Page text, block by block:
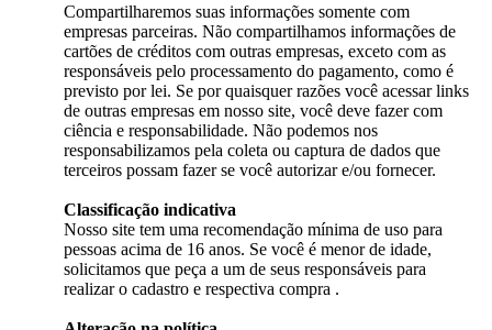
Compartilharemos suas informações somente com
empresas parceiras. Não compartilhamos informações de
cartões de créditos com outras empresas, exceto com as
responsáveis pelo processamento do pagamento, como é
previsto por lei. Se por quaisquer razões você acessar links
de outras empresas em nosso site, você deve fazer com
ciência e responsabilidade. Não podemos nos
responsabilizamos pela coleta ou captura de dados que
terceiros possam fazer se você autorizar e/ou fornecer.
Classificação indicativa
Nosso site tem uma recomendação mínima de uso para
pessoas acima de 16 anos. Se você é menor de idade,
solicitamos que peça a um de seus responsáveis para
realizar o cadastro e respectiva compra .